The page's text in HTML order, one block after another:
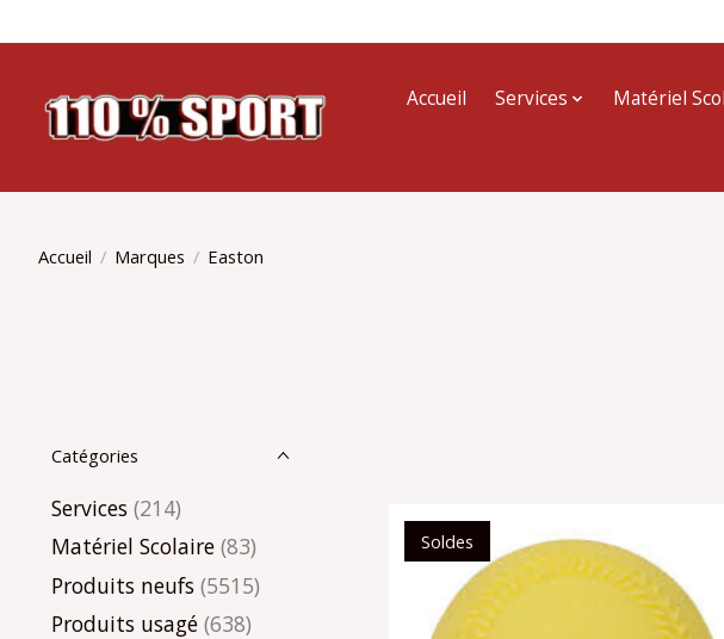
Accueil Services Matériel
Accueil / Marques / Easton
Catégories
Services (214)
Matériel Scolaire (83)
Produits neufs (5515)
Produits usagé (638)
Soldes